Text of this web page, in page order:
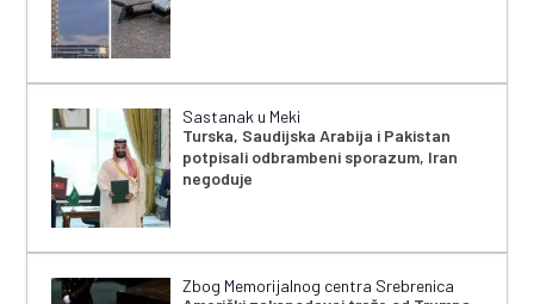
Sastanak u Meki
Turska, Saudijska Arabija i Pakistan
potpisali odbrambeni sporazum, Iran
negoduje
Zbog Memorijalnog centra Srebrenica